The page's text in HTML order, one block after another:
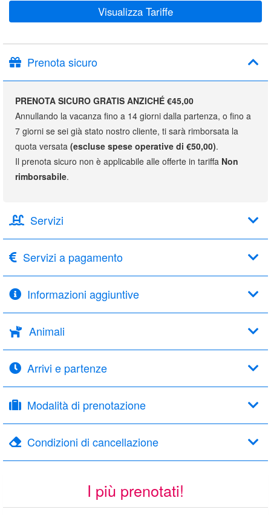
Visualizza Tariffe
Prenota sicuro
PRENOTA SICURO GRATIS ANZICHÉ €45,00
Annullando la vacanza fino a 14 giorni dalla partenza, o fino a
7 giorni se sei già stato nostro cliente, ti sarà rimborsata la
quota versata (escluse spese operative di €50,00).
Il prenota sicuro non è applicabile alle offerte in tariffa Non
rimborsabile.
Servizi
Servizi a pagamento
Informazioni aggiuntive
Animali
Arrivi e partenze
Modalità di prenotazione
Condizioni di cancellazione
I più prenotati!